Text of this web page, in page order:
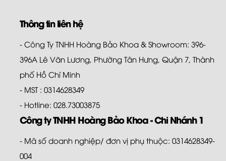
Thông tin liên hệ
- Công Ty TNHH Hoàng Bảo Khoa & Showroom: 396-
396A Lê Văn Lương, Phường Tân Hưng, Quận 7, Thành
phố Hồ Chí Minh
- MST : 0314628349
- Hotline: 028.73003875
Công ty TNHH Hoàng Bảo Khoa - Chi Nhánh 1
- Mã số doanh nghiệp/ đơn vị phụ thuộc: 0314628349-
004